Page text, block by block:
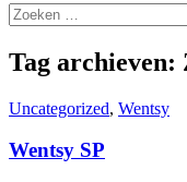
Zoeken
naar:
Tag archieven:
Uncategorized, Wentsy
Wentsy SP